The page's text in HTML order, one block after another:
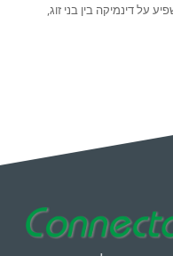
על דינמיקה בין בני זוג,